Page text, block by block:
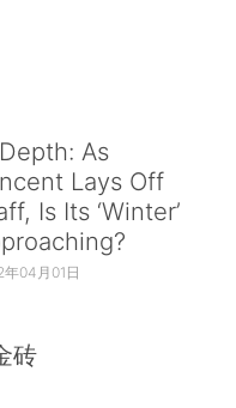
As
Lays Off
Is Its ‘Winter’
年04月01日
砖